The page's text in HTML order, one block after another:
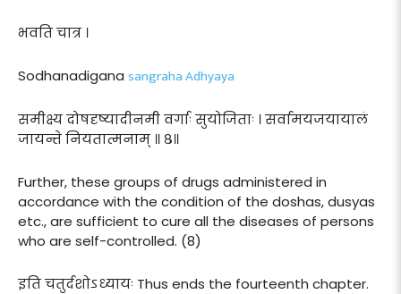
भवति चात्र ।
Sodhanadigana sangraha Adhyaya
समीक्ष्य दोषदृष्यादीनमी वर्गाः सुयोजिताः । सर्वामयजयायालं
जायन्ते नियतात्मनाम् ॥ ८॥
Further, these groups of drugs administered in
accordance with the condition of the doshas, dusyas
etc., are sufficient to cure all the diseases of persons
who are self-controlled. (8)
इति चतुर्दशोऽध्यायः Thus ends the fourteenth chapter.